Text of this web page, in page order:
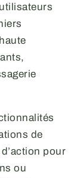
de
pour
ou